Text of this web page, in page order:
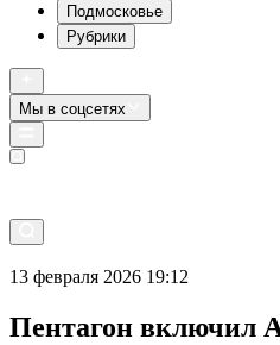
Подмосковье
Рубрики
Мы в соцсетях
13 февраля 2026 19:12
Пентагон включил